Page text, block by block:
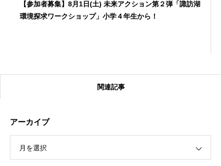
【参加者募集】8月1日(土) 未来アクション第２弾「諏訪湖
環境探求ワークショップ」小学４年生から！
【受付終了】2026大会同日開催！カヤックに乗って諏訪
関連記事
アーカイブ
月を選択